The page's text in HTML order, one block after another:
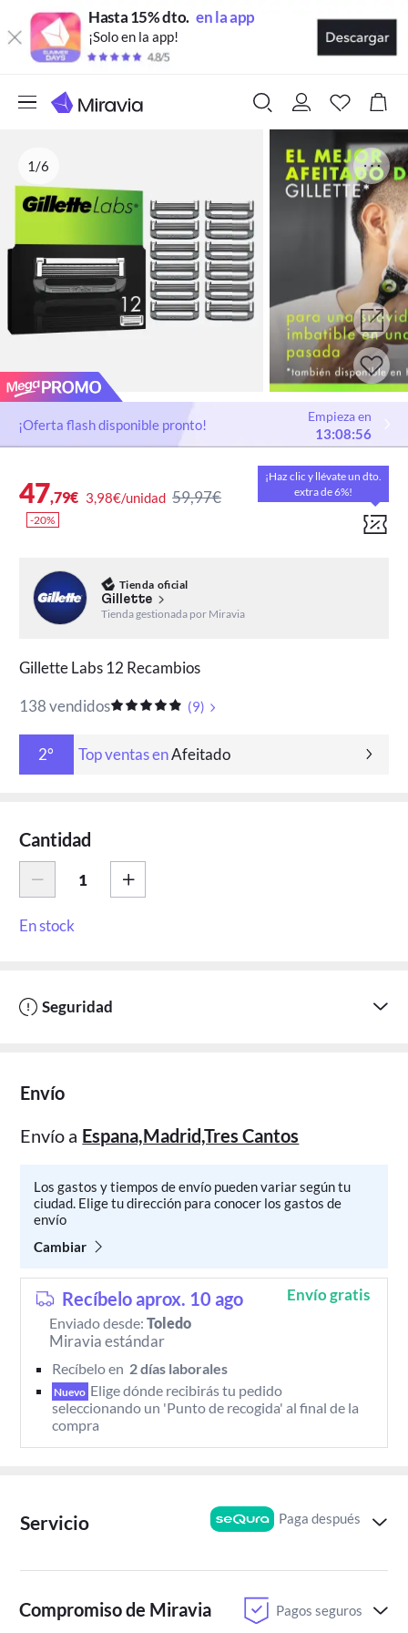
Hasta 15% dto. en la app
¡Solo en la app!
1/6
¡Oferta flash disponible pronto!
Empieza en
13:08:55
47,79€ 3,98€/unidad 59,97€
-20%
¡Haz clic y llévate un dto.
extra de 6%!
Tienda oficial
Gillette
Tienda gestionada por Miravia
Gillette Labs 12 Recambios
138 vendidos
(9)
2° Top ventas enAfeitado
Cantidad
En stock
Seguridad
Envío
Envío a Espana,Madrid,Tres Cantos
Los gastos y tiempos de envío pueden variar según tu
ciudad. Elige tu dirección para conocer los gastos de
envío
Cambiar
Recíbelo aprox. 10 ago Envío gratis
Enviado desde:Toledo
Miravia estándar
Recíbelo en 2 días laborales
Nuevo Elige dónde recibirás tu pedido
seleccionando un 'Punto de recogida' al final de la
compra
Servicio Paga después
Compromiso de Miravia Pagos seguros